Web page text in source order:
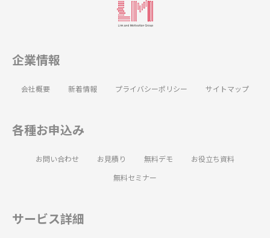
企業情報
会社概要 新着情報 プライバシーポリシー サイトマップ
各種お申込み
お問い合わせ お見積り 無料デモ
お役立ち資料
無料セミナー
サービス詳細